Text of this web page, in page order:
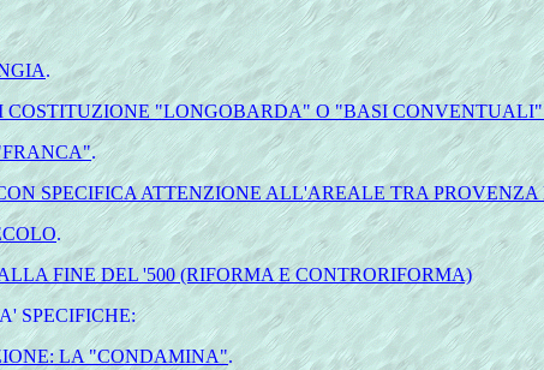
.
"LONGOBARDA" O "BASI
.
SPECIFICA ATTENZIONE ALL'AREALE TRA PROVENZA
.
FINE DEL '500 (RIFORMA E CONTRORIFORMA)
SPECIFICHE:
LA "CONDAMINA".